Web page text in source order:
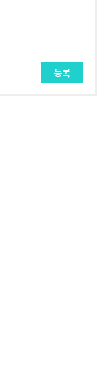
등록